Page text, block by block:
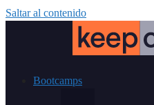
Saltar al contenido
Bootcamps